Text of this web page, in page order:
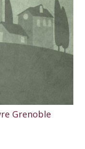
Grenoble